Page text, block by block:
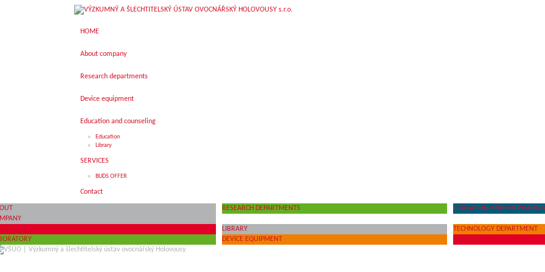
HOME
About company
Research departments
Device equipment
Education and counseling
Education
Library
SERVICES
BUDS OFFER
Contact
HOME
About company
Research departments
Device equipment
Education and counseling
Education
Library
SERVICES
BUDS OFFER
Contact
RESEARCH DEPARTMENTS EDUCATION AND COUNSELING
LIBRARY
TECHNOLOGY DEPARTMENT
DEVICE EQUIPMENT